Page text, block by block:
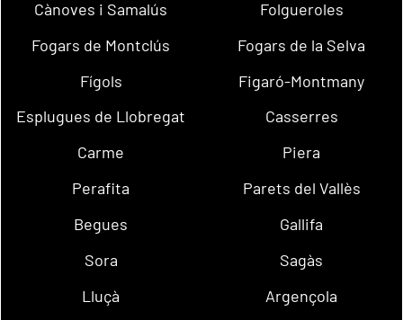
Cànoves i Samalús
Folgueroles
Fogars de Montclús
Fogars de la Selva
Fígols
Figaró-Montmany
Esplugues de Llobregat
Casserres
Carme
Piera
Perafita
Parets del Vallès
Begues
Gallifa
Sora
Sagàs
Lluçà
Argençola